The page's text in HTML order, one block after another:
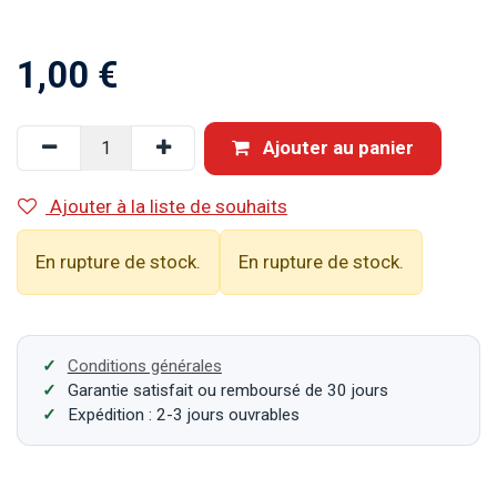
1,00 €
Ajouter au panier
Ajouter à la liste de souhaits
En rupture de stock. En rupture de stock.
Conditions générales
Garantie satisfait ou remboursé de 30 jours
Expédition : 2-3 jours ouvrables